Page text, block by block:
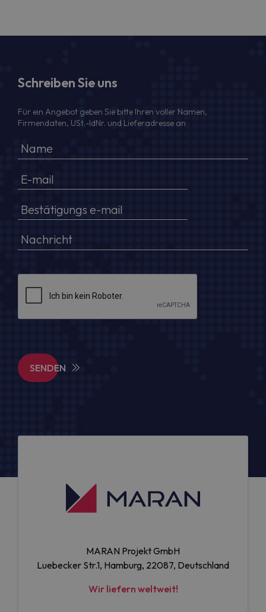
Schreiben Sie uns
Für ein Angebot geben Sie bitte Ihren voller Namen,
Firmendaten, USt.-IdNr. und Lieferadresse an
SENDEN
MARAN Projekt GmbH
Luebecker Str.1, Hamburg, 22087, Deutschland
Wir liefern weltweit!